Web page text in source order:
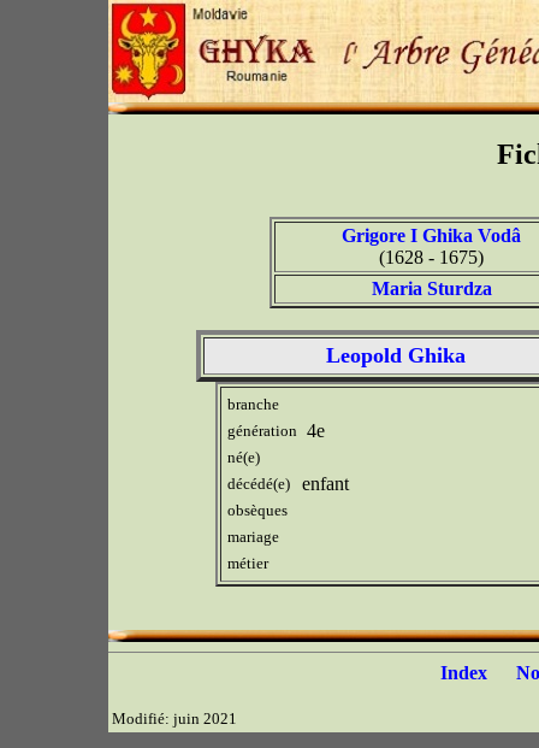
Grigore I Ghika Vodâ
(1628 - 1675)
Maria Sturdza
Leopold Ghika
branche
génération 4e
né(e)
décédé(e)
enfant
obsèques
mariage
métier
Index
Modifié: juin 2021